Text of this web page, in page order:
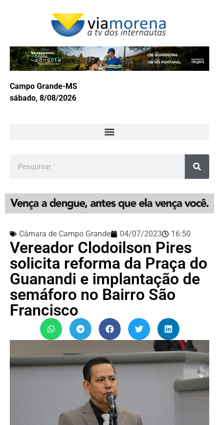
Campo Grande-MS
sábado, 8/08/2026
Câmara de Campo Grande 04/07/2023 16:50
Vereador Clodoilson Pires
solicita reforma da Praça do
Guanandi e implantação de
semáforo no Bairro São
Francisco